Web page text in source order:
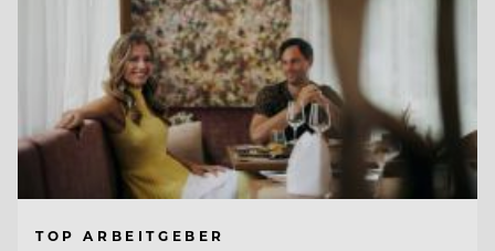
TOP ARBEITGEBER